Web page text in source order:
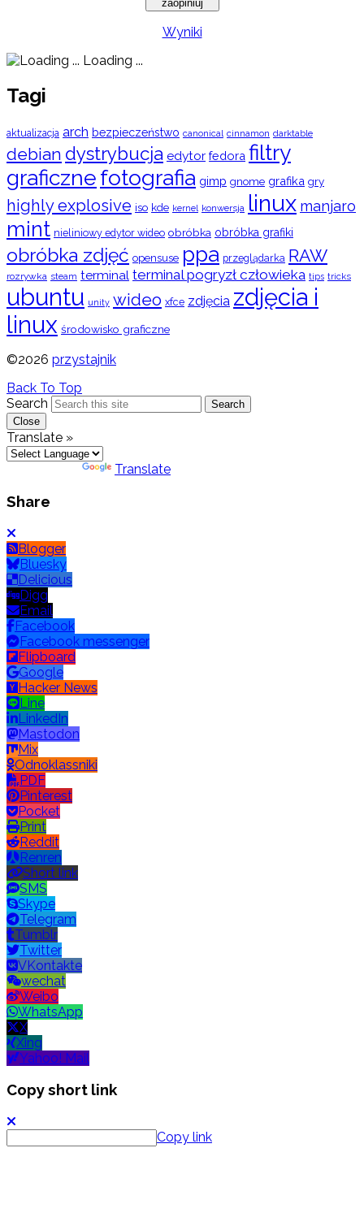
Wyniki
Loading ...
Tagi
aktualizacja arch bezpieczeństwo canonical cinnamon darktable
debian dystrybucja edytor fedora filtry
graficznefotografia gimp gnome grafika gry
highly explosive iso kde kernel konwersja linux manjaro
mint nieliniowy edytor wideo obróbka obróbka grafiki
obróbka zdjęć opensuse ppa przeglądarka RAW
rozrywka steam terminal terminal pogryzł człowieka tips tricks
ubuntu unity wideo xfce zdjęcia zdjęcia i
linux środowisko graficzne
©2026 przystajnik
Back To Top
Search
Search
Close
Translate »
Translate
Share
Blogger
Bluesky
Delicious
Digg
Email
Facebook
Facebook messenger
Flipboard
Google
Hacker News
Line
LinkedIn
Mastodon
Mix
Odnoklassniki
PDF
Pinterest
Pocket
Print
Reddit
Renren
Short link
SMS
Skype
Telegram
Tumblr
Twitter
VKontakte
wechat
Weibo
WhatsApp
X
Xing
Yahoo! Mail
Copy short link
Copy link